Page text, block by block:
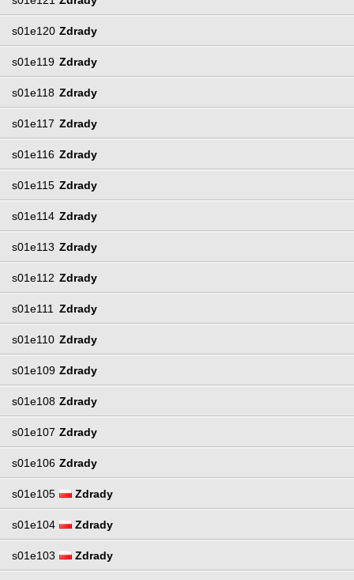
s01e120 Zdrady
s01e119 Zdrady
s01e118 Zdrady
s01e117 Zdrady
s01e116 Zdrady
s01e115 Zdrady
s01e114 Zdrady
s01e113 Zdrady
s01e112 Zdrady
s01e111 Zdrady
s01e110 Zdrady
s01e109 Zdrady
s01e108 Zdrady
s01e107 Zdrady
s01e106 Zdrady
s01e105 Zdrady
s01e104 Zdrady
s01e103 Zdrady